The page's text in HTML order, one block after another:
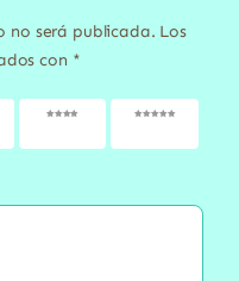
no será publicada. Los
con *
4 de 5
5 de 5